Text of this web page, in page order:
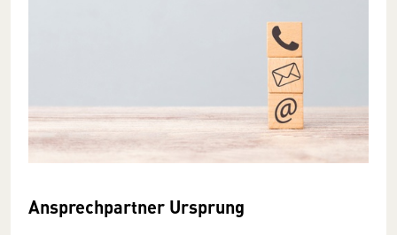
Ansprechpartner Ursprung